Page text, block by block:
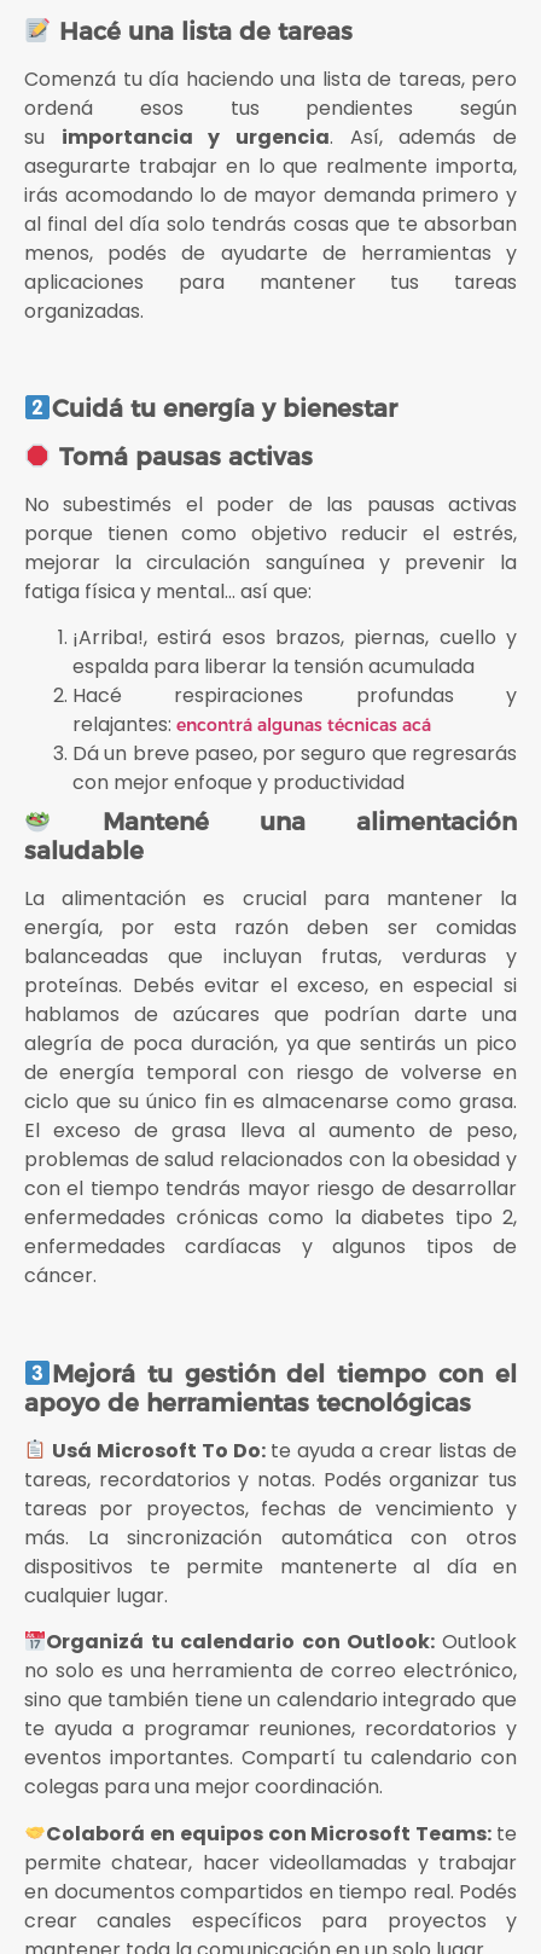
Hacé una lista de tareas
Comenzá tu día haciendo una lista de tareas, pero
ordená esos tus pendientes según
su importancia y urgencia. Así, además de
asegurarte trabajar en lo que realmente importa,
irás acomodando lo de mayor demanda primero y
al final del día solo tendrás cosas que te absorban
menos, podés de ayudarte de herramientas y
aplicaciones para mantener tus tareas
organizadas.
Cuidá tu energía y bienestar
Tomá pausas activas
No subestimés el poder de las pausas activas
porque tienen como objetivo reducir el estrés,
mejorar la circulación sanguínea y prevenir la
fatiga física y mental… así que:
¡Arriba!, estirá esos brazos, piernas, cuello y
espalda para liberar la tensión acumulada
Hacé respiraciones profundas y
relajantes: encontrá algunas técnicas acá
Dá un breve paseo, por seguro que regresarás
con mejor enfoque y productividad
Mantené una alimentación
saludable
La alimentación es crucial para mantener la
energía, por esta razón deben ser comidas
balanceadas que incluyan frutas, verduras y
proteínas. Debés evitar el exceso, en especial si
hablamos de azúcares que podrían darte una
alegría de poca duración, ya que sentirás un pico
de energía temporal con riesgo de volverse en
ciclo que su único fin es almacenarse como grasa.
El exceso de grasa lleva al aumento de peso,
problemas de salud relacionados con la obesidad y
con el tiempo tendrás mayor riesgo de desarrollar
enfermedades crónicas como la diabetes tipo 2,
enfermedades cardíacas y algunos tipos de
cáncer.
Mejorá tu gestión del tiempo con el
apoyo de herramientas tecnológicas
Usá Microsoft To Do: te ayuda a crear listas de
tareas, recordatorios y notas. Podés organizar tus
tareas por proyectos, fechas de vencimiento y
más. La sincronización automática con otros
dispositivos te permite mantenerte al día en
cualquier lugar.
Organizá tu calendario con Outlook: Outlook
no solo es una herramienta de correo electrónico,
sino que también tiene un calendario integrado que
te ayuda a programar reuniones, recordatorios y
eventos importantes. Compartí tu calendario con
colegas para una mejor coordinación.
Colaborá en equipos con Microsoft Teams: te
permite chatear, hacer videollamadas y trabajar
en documentos compartidos en tiempo real. Podés
crear canales específicos para proyectos y